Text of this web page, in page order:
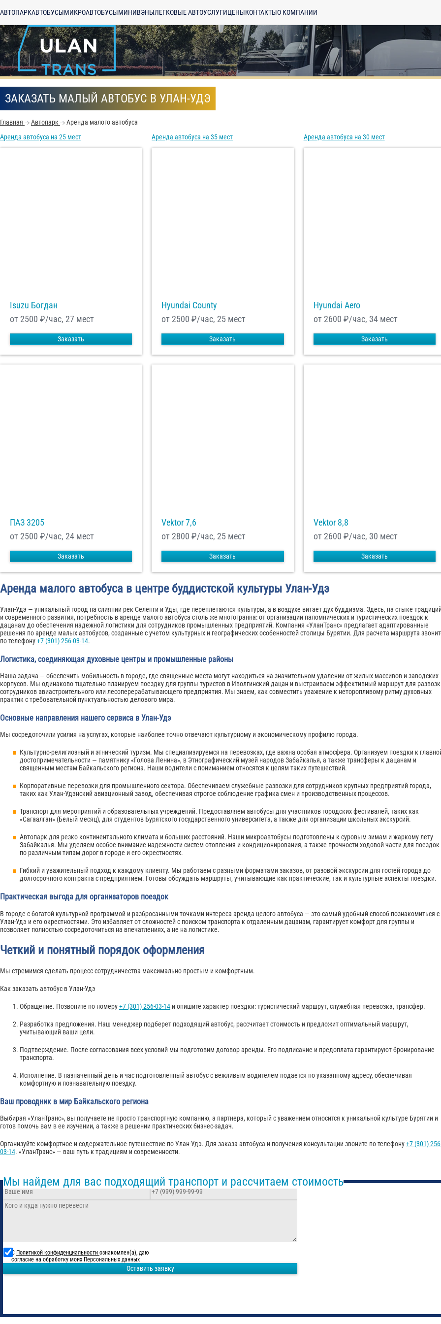
АВТОПАРКАВТОБУСЫМИКРОАВТОБУСЫМИНИВЭНЫЛЕГКОВЫЕ АВТОУСЛУГИЦЕНЫКОНТАКТЫО КОМПАНИИ
ЗАКАЗАТЬ МАЛЫЙ АВТОБУС В УЛАН-УДЭ
Главная Автопарк
Аренда малого автобуса
Аренда автобуса на 25 мест
Аренда автобуса на 35 мест Аренда автобуса на 30 мест
Isuzu Богдан
от 2500 ₽/час, 27 мест
Заказать
Hyundai County
от 2500 ₽/час, 25 мест
Заказать
Hyundai Aero
от 2600 ₽/час, 34 мест
Заказать
ПАЗ 3205
от 2500 ₽/час, 24 мест
Заказать
Vektor 7,6
от 2800 ₽/час, 25 мест
Заказать
Vektor 8,8
от 2600 ₽/час, 30 мест
Заказать
Аренда малого автобуса в центре буддистской культуры Улан-Удэ
Улан-Удэ — уникальный город на слиянии рек Селенги и Уды, где переплетаются культуры, а в воздухе витает дух буддизма. Здесь, на стыке
и современного развития, потребность в аренде малого автобуса столь же многогранна: от организации паломнических и туристических поездок к
дацанам до обеспечения надежной логистики для сотрудников промышленных предприятий. Компания «УланТранс» предлагает адаптированные
решения по аренде малых автобусов, созданные с учетом культурных и географических особенностей столицы Бурятии. Для расчета маршрута
по телефону+7 (301) 256-03-14.
Логистика, соединяющая духовные центры и промышленные районы
Наша задача — обеспечить мобильность в городе, где священные места могут находиться на значительном удалении от жилых массивов и заводских
корпусов. Мы одинаково тщательно планируем поездку для группы туристов в Иволгинский дацан и выстраиваем эффективный маршрут для
сотрудников авиастроительного или лесоперерабатывающего предприятия. Мы знаем, как совместить уважение к неторопливому ритму духовных
практик с требовательной пунктуальностью делового мира.
Основные направления нашего сервиса в Улан-Удэ
Мы сосредоточили усилия на услугах, которые наиболее точно отвечают культурному и экономическому профилю города.
Культурно-религиозный и этнический туризм. Мы специализируемся на перевозках, где важна особая атмосфера. Организуем поездки к
достопримечательности — памятнику «Голова Ленина», в Этнографический музей народов Забайкалья, а также трансферы к дацанам и
священным местам Байкальского региона. Наши водители с пониманием относятся к целям таких путешествий.
Корпоративные перевозки для промышленного сектора. Обеспечиваем служебные развозки для сотрудников крупных предприятий города,
таких как Улан-Удэнский авиационный завод, обеспечивая строгое соблюдение графика смен и производственных процессов.
Транспорт для мероприятий и образовательных учреждений. Предоставляем автобусы для участников городских фестивалей, таких как
«Сагаалган» (Белый месяц), для студентов Бурятского государственного университета, а также для организации школьных экскурсий.
Автопарк для резко континентального климата и больших расстояний. Наши микроавтобусы подготовлены к суровым зимам и жаркому лету
Забайкалья. Мы уделяем особое внимание надежности систем отопления и кондиционирования, а также прочности ходовой части для поездок
по различным типам дорог в городе и его окрестностях.
Гибкий и уважительный подход к каждому клиенту. Мы работаем с разными форматами заказов, от разовой экскурсии для гостей города до
долгосрочного контракта с предприятием. Готовы обсуждать маршруты, учитывающие как практические, так и культурные аспекты поездки.
Практическая выгода для организаторов поездок
В городе с богатой культурной программой и разбросанными точками интереса аренда целого автобуса — это самый удобный способ познакомиться с
Улан-Удэ и его окрестностями. Это избавляет от сложностей с поиском транспорта к отдаленным дацанам, гарантирует комфорт для группы и
позволяет полностью сосредоточиться на впечатлениях, а не на логистике.
Четкий и понятный порядок оформления
Мы стремимся сделать процесс сотрудничества максимально простым и комфортным.
Как заказать автобус в Улан-Удэ
Обращение. Позвоните по номеру+7 (301) 256-03-14 и опишите характер поездки: туристический маршрут, служебная перевозка, трансфер.
Разработка предложения. Наш менеджер подберет подходящий автобус, рассчитает стоимость и предложит оптимальный маршрут,
учитывающий ваши цели.
Подтверждение. После согласования всех условий мы подготовим договор аренды. Его подписание и предоплата гарантируют бронирование
транспорта.
Исполнение. В назначенный день и час подготовленный автобус с вежливым водителем подается по указанному адресу, обеспечивая
комфортную и познавательную поездку.
Ваш проводник в мир Байкальского региона
Выбирая «УланТранс», вы получаете не просто транспортную компанию, а партнера, который с уважением относится к уникальной культуре Бурятии и
готов помочь вам в ее изучении, а также в решении практических бизнес-задач.
Организуйте комфортное и содержательное путешествие по Улан-Удэ. Для заказа автобуса и получения консультации звоните по телефону+7 (301)
03-14. «УланТранс» — ваш путь к традициям и современности.
Мы найдем для вас подходящий транспорт и рассчитаем стоимость
С Политикой конфиденциальности ознакомлен(а), даю
согласие на обработку моих Персональных данных
Оставить заявку